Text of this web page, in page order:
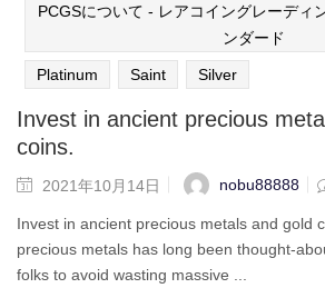
PCGSについて - レアコイングレーディ
ンダード
Platinum Saint Silver
Invest in ancient precious
coins.
2021年10月14日 nobu88888
Invest in ancient precious metals and gold
precious metals has long been thought-
folks to avoid wasting massive ...